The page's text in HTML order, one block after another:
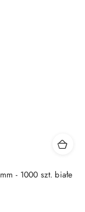
- 1000 szt. białe